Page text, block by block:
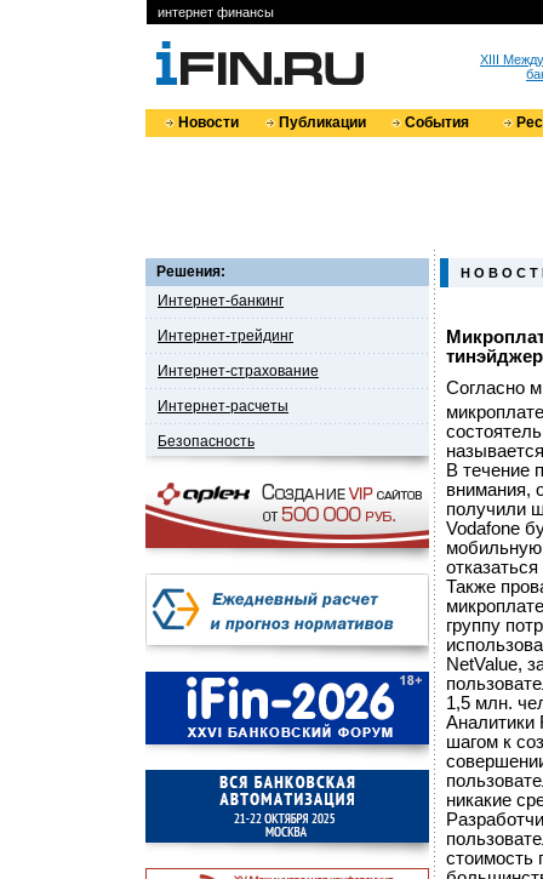
интернет финансы
XIII
Новости Публикации События
Решения:
Интернет-банкинг
Интернет-трейдинг
Интернет-страхование
Интернет-расчеты
Безопасность
Н О В О С Т
Согласно
В течение
внимания,
получили
Vodafone
мобильную
Также
группу
NetValue,
1,5 млн.
Аналитики
шагом к
никакие
стоимость